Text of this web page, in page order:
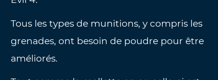
Tous les types de munitions, y compris les
grenades, ont besoin de poudre pour être
améliorés.